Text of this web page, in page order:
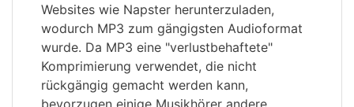
Websites wie Napster herunterzuladen,
wodurch MP3 zum gängigsten Audioformat
wurde. Da MP3 eine "verlustbehaftete"
Komprimierung verwendet, die nicht
rückgängig gemacht werden kann,